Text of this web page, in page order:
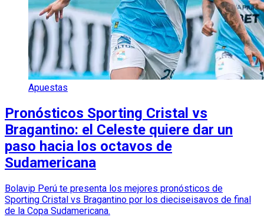
Apuestas
Pronósticos Sporting Cristal vs
Bragantino: el Celeste quiere dar un
paso hacia los octavos de
Sudamericana
Bolavip Perú te presenta los mejores pronósticos de
Sporting Cristal vs Bragantino por los dieciseisavos de final
de la Copa Sudamericana.